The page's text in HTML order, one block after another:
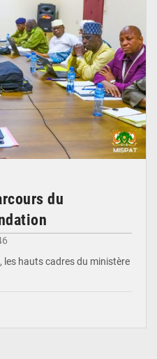
du
les hauts cadres du ministère